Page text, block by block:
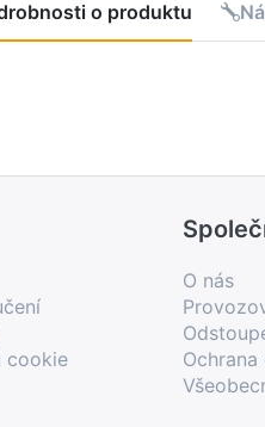
o produktu
cookie
O nás